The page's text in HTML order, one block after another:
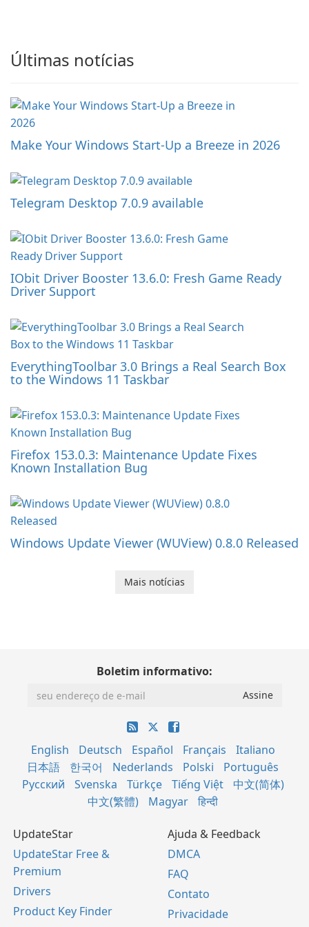
Últimas notícias
Make Your Windows Start-Up a Breeze in 2026
Telegram Desktop 7.0.9 available
IObit Driver Booster 13.6.0: Fresh Game Ready
Driver Support
EverythingToolbar 3.0 Brings a Real Search Box
to the Windows 11 Taskbar
Firefox 153.0.3: Maintenance Update Fixes
Known Installation Bug
Windows Update Viewer (WUView) 0.8.0 Released
Mais notícias
Boletim informativo:
English Deutsch Español Français
Italiano
日本語
한국어 Nederlands Polski
Português
Русский
Svenska Türkçe Tiếng Việt
中文(简体)
中文(繁體)
Magyar हिन्दी
UpdateStar
UpdateStar Free &
Premium
Drivers
Product Key Finder
Ajuda & Feedback
DMCA
FAQ
Contato
Privacidade